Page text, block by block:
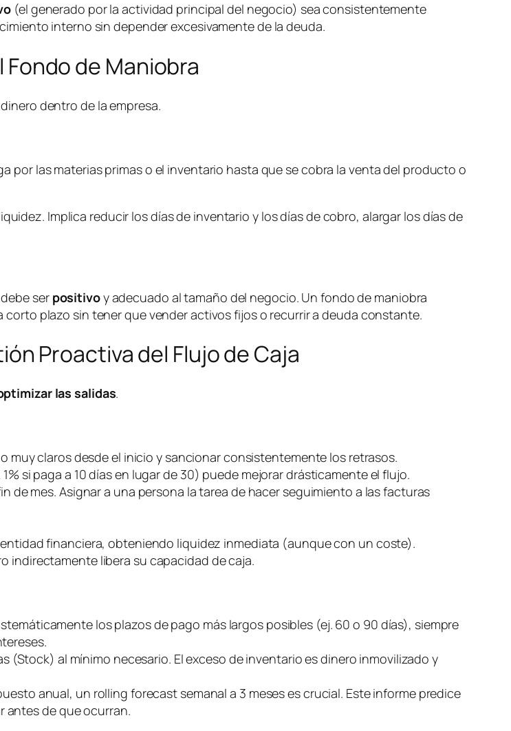
(el generado por la actividad principal del negocio) sea consistentemente
interno sin depender excesivamente de la deuda.
de Maniobra
dentro de la empresa.
por las materias primas o el inventario hasta que se cobra la venta del producto o
Implica reducir los días de inventario y los días de cobro, alargar los días de
ser positivoy adecuado al tamaño del negocio. Un fondo de maniobra
plazo sin tener que vender activos fijos o recurrir a deuda constante.
Proactiva del Flujo de Caja
las salidas.
muy claros desde el inicio y sancionar consistentemente los retrasos.
si paga a 10 días en lugar de 30) puede mejorar drásticamente el flujo.
de mes. Asignar a una persona la tarea de hacer seguimiento a las facturas
financiera, obteniendo liquidez inmediata (aunque con un coste).
indirectamente libera su capacidad de caja.
los plazos de pago más largos posibles (ej. 60 o 90 días), siempre
(Stock) al mínimo necesario. El exceso de inventario es dinero inmovilizado y
anual, un rolling forecast semanal a 3 meses es crucial. Este informe predice
antes de que ocurran.